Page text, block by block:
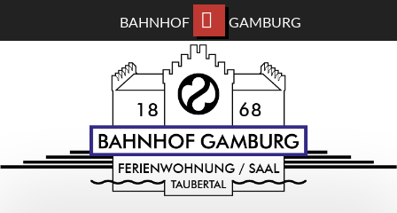
BAHNHOF GAMBURG
BAHNHOF GAMBURG
Ferienwohnung und Eventsaal im Taubertal